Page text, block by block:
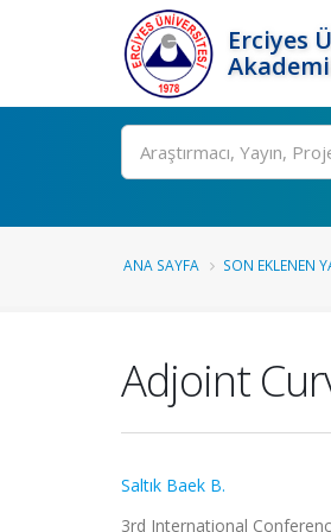
Erciyes
Ara
ANA SAYFA SON EKLENEN
Adjoint
Saltık Baek B.
3rd International